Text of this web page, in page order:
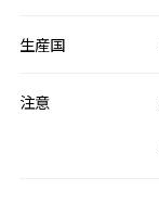
生産国
注意